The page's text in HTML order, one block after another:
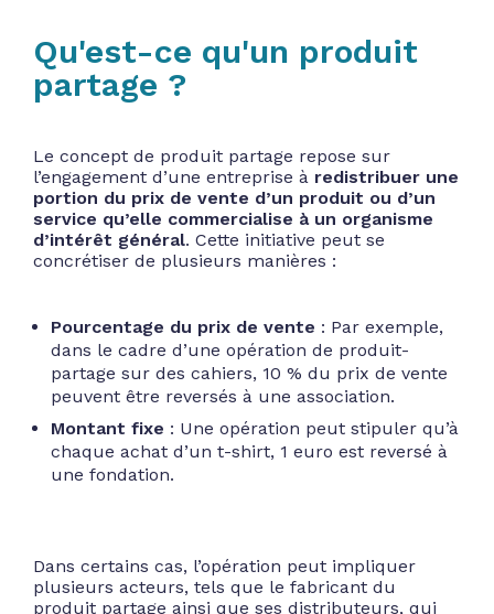
Qu'est-ce qu'un produit
partage ?
Le concept de produit partage repose sur
l’engagement d’une entreprise à redistribuer une
portion du prix de vente d’un produit ou d’un
service qu’elle commercialise à un organisme
d’intérêt général. Cette initiative peut se
concrétiser de plusieurs manières :
Pourcentage du prix de vente : Par exemple,
dans le cadre d’une opération de produit-
partage sur des cahiers, 10 % du prix de vente
peuvent être reversés à une association.
Montant fixe : Une opération peut stipuler qu’à
chaque achat d’un t-shirt, 1 euro est reversé à
une fondation.
Dans certains cas, l’opération peut impliquer
plusieurs acteurs, tels que le fabricant du
produit partage ainsi que ses distributeurs, qui